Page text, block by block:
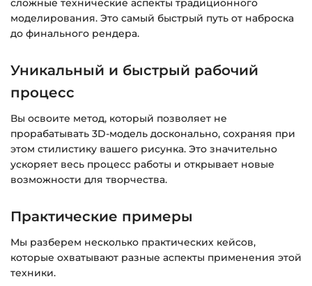
Вопросы?Пишите наinfo@siluette.com.ua
чат на сайте.
сложные технические аспекты традиционного
моделирования. Это самый быстрый путь от наброска
до финального рендера.
Уникальный и быстрый рабочий
процесс
Вы освоите метод, который позволяет не
прорабатывать 3D-модель досконально, сохраняя при
этом стилистику вашего рисунка. Это значительно
ускоряет весь процесс работы и открывает новые
возможности для творчества.
Практические примеры
Мы разберем несколько практических кейсов,
которые охватывают разные аспекты применения этой
техники.